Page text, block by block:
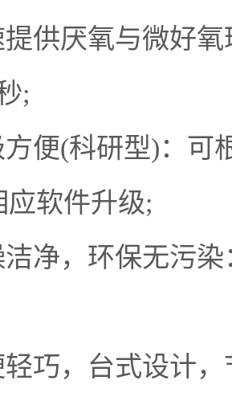
厌氧与微好氧
;
(科研型)：可根
软件升级;
，环保无污染
，台式设计，